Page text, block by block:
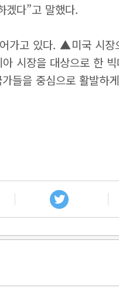
겠다”고 말했다.
가고 있다. ▲미국 시
시장을 대상으로 한
을 중심으로 활발하